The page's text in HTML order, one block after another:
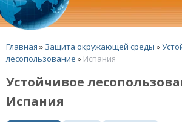
Главная » Защита окружающей среды »
лесопользование » Испания
Устойчивое
Испания